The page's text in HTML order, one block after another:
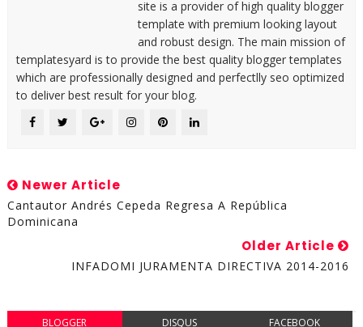
site is a provider of high quality blogger
template with premium looking layout
and robust design. The main mission of
templatesyard is to provide the best quality blogger templates
which are professionally designed and perfectlly seo optimized
to deliver best result for your blog.
Newer Article
Cantautor Andrés Cepeda‏‎ Regresa A República
Dominicana
Older Article
INFADOMI JURAMENTA DIRECTIVA 2014-2016
BLOGGER DISQUS FACEBOOK